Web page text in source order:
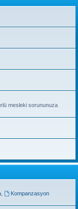
mesleki sorununuza
,
Kompanzasyon